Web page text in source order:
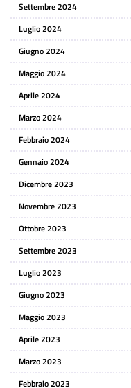
Settembre 2024
Luglio 2024
Giugno 2024
Maggio 2024
Aprile 2024
Marzo 2024
Febbraio 2024
Gennaio 2024
Dicembre 2023
Novembre 2023
Ottobre 2023
Settembre 2023
Luglio 2023
Giugno 2023
Maggio 2023
Aprile 2023
Marzo 2023
Febbraio 2023